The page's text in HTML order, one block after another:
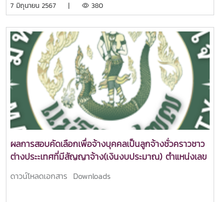
Employee With an Employment Contract (Budget
under the Faculty of Liberal Arts,Maejo
UniversityDownload
7 มิถุนายน 2567 | 380
ผลการสอบคัดเลือกเพื่อจ้างบุคคลเป็นลูกจ้างชั่วคราวชาว
ต่างประะเทศที่มีสัญญาจ้าง(เงินงบประมาณ) ตำแหน่งเลข
ที่ 002 ตำแหน่งผู้เชี่ยวชาญชาวต่างประเทศ (ภาษาจีน)
สังกัดคณะศิลปศาสตร์ มหาวิทยาลัยแม่โจ้
ดาวน์โหลดเอกสาร Downloads